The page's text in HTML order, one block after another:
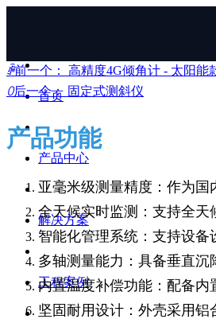
首页
产品中心
解决方案
工程案例
ꄴ前一个：
高精度4G倾角计 - 太阳能
ꄲ后一个： 固定式测斜仪
产品功能
亚毫米级测量精度：作为国
全天候实时监测：支持全
智能化管理系统：支持设备
多轴测量能力：具备垂直
内置温度补偿功能：配备
坚固耐用设计：外壳采用